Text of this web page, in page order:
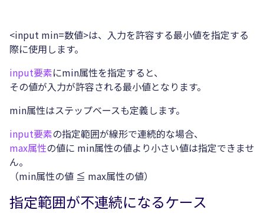
<input min=数値>は、入力を許容する最小値を指定する
際に使用します。
input要素にmin属性を指定すると、
その値が入力が許容される最小値となります。
min属性はステップベースも定義します。
input要素の指定範囲が線形で連続的な場合、
max属性の値に min属性の値より小さい値は指定できませ
ん。
（min属性の値 ≦ max属性の値）
指定範囲が不連続になるケース